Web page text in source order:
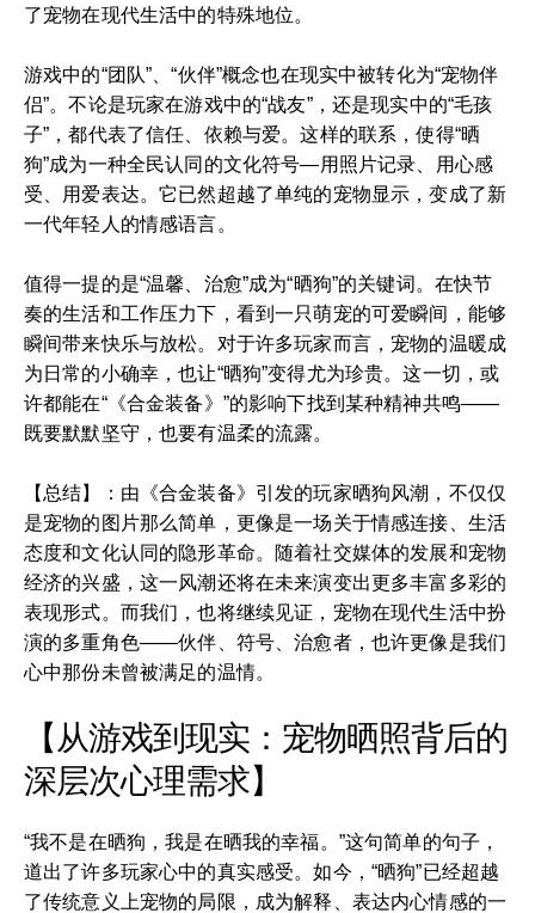
了宠物在现代生活中的特殊地位。
游戏中的“团队”、“伙伴”概念也在现实中被转化为“宠物伴
侣”。不论是玩家在游戏中的“战友”，还是现实中的“毛孩
子”，都代表了信任、依赖与爱。这样的联系，使得“晒
狗”成为一种全民认同的文化符号—用照片记录、用心感
受、用爱表达。它已然超越了单纯的宠物显示，变成了新
一代年轻人的情感语言。
值得一提的是“温馨、治愈”成为“晒狗”的关键词。在快节
奏的生活和工作压力下，看到一只萌宠的可爱瞬间，能够
瞬间带来快乐与放松。对于许多玩家而言，宠物的温暖成
为日常的小确幸，也让“晒狗”变得尤为珍贵。这一切，或
许都能在“《合金装备》”的影响下找到某种精神共鸣——
既要默默坚守，也要有温柔的流露。
【总结】：由《合金装备》引发的玩家晒狗风潮，不仅仅
是宠物的图片那么简单，更像是一场关于情感连接、生活
态度和文化认同的隐形革命。随着社交媒体的发展和宠物
经济的兴盛，这一风潮还将在未来演变出更多丰富多彩的
表现形式。而我们，也将继续见证，宠物在现代生活中扮
演的多重角色——伙伴、符号、治愈者，也许更像是我们
心中那份未曾被满足的温情。
【从游戏到现实：宠物晒照背后的
深层次心理需求】
“我不是在晒狗，我是在晒我的幸福。”这句简单的句子，
道出了许多玩家心中的真实感受。如今，“晒狗”已经超越
了传统意义上宠物的局限，成为解释、表达内心情感的一